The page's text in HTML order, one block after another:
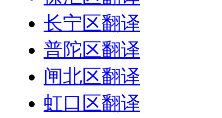
长宁区翻译
普陀区翻译
闸北区翻译
虹口区翻译